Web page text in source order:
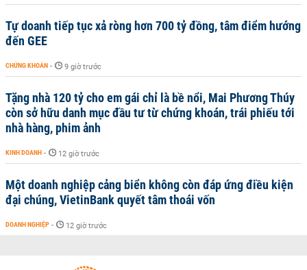
Tự doanh tiếp tục xả ròng hơn 700 tỷ đồng, tâm điểm hướng
đến GEE
CHỨNG KHOÁN - 9 giờ trước
Tặng nhà 120 tỷ cho em gái chỉ là bề nổi, Mai Phương Thúy
còn sở hữu danh mục đầu tư từ chứng khoán, trái phiếu tới
nhà hàng, phim ảnh
KINH DOANH - 12 giờ trước
Một doanh nghiệp cảng biển không còn đáp ứng điều kiện
đại chúng, VietinBank quyết tâm thoái vốn
DOANH NGHIỆP - 12 giờ trước